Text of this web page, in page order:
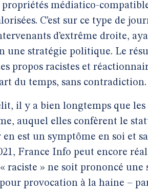
propriétés médiatico-
C’est sur ce type de
d’extrême droite,
une stratégie politique. Le
propos racistes et
du temps, sans contradiction.
il y a bien longtemps que
auquel elles confèrent le
en est un symptôme en soi et
France Info peut encore
raciste » ne soit prononcé une
provocation à la haine –